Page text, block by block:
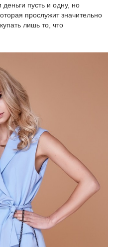
деньги пусть и одну, но
прослужит значительно
лишь то, что